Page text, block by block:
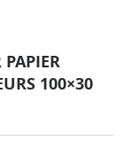
100×30